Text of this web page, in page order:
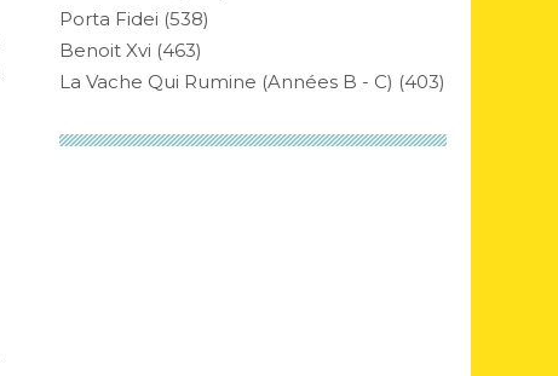
Porta Fidei (538)
Benoit Xvi (463)
La Vache Qui Rumine (années B - C) (403)